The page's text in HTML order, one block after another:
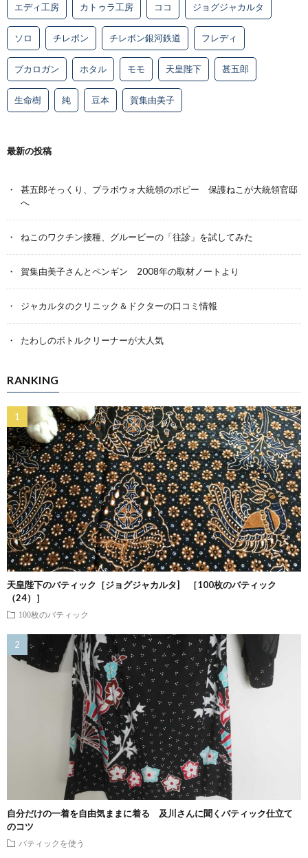
エディ工房 カトゥラ工房 ココ ジョグジャカルタ
ソロ チレボン チレボン銀河鉄道 フレディ
プカロガン ホタル モモ 天皇陛下 甚五郎
生命樹 純 豆本 賀集由美子
最新の投稿
甚五郎そっくり、プラボウォ大統領のボビー 保護ねこが大統領官邸
へ
ねこのワクチン接種、グルービーの「往診」を試してみた
賀集由美子さんとペンギン 2008年の取材ノートより
ジャカルタのクリニック＆ドクターの口コミ情報
たわしのボトルクリーナーが大人気
RANKING
天皇陛下のバティック［ジョグジャカルタ] ［100枚のバティック
（24）］
100枚のバティック
自分だけの一着を自由気ままに着る 及川さんに聞くバティック仕立て
のコツ
バティックを使う